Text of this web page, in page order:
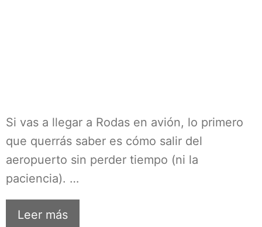
Si vas a llegar a Rodas en avión, lo primero
que querrás saber es cómo salir del
aeropuerto sin perder tiempo (ni la
paciencia). …
Leer más